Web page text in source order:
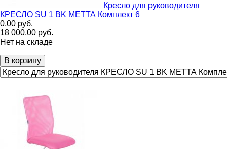
Кресло для руководителя
КРЕСЛО SU 1 BK МЕТТА Комплект 6
0,00 руб.
18 000,00 руб.
Нет на складе
В корзину